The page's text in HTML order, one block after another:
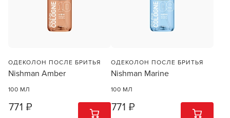
ОДЕКОЛОН ПОСЛЕ БРИТЬЯ
Nishman Amber
100 МЛ
771 ₽ 1 ШТ
ОДЕКОЛОН ПОСЛЕ БРИТЬЯ
Nishman Marine
100 МЛ
771 ₽ 1 ШТ